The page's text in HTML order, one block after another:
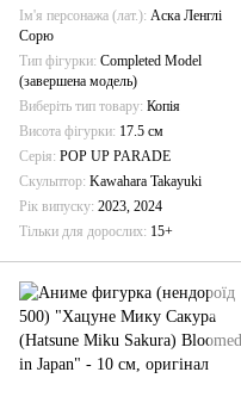
Ім'я персонажа (лат.) Аска Ленглі
Сорю
Тип фігурки Completed Model
(завершена модель)
Виберіть тип товару Копія
Висота фігурки 17.5 см
Серія POP UP PARADE
Скульптор Kawahara Takayuki
Рік випуску 2023, 2024
Тільки для дорослих 15+